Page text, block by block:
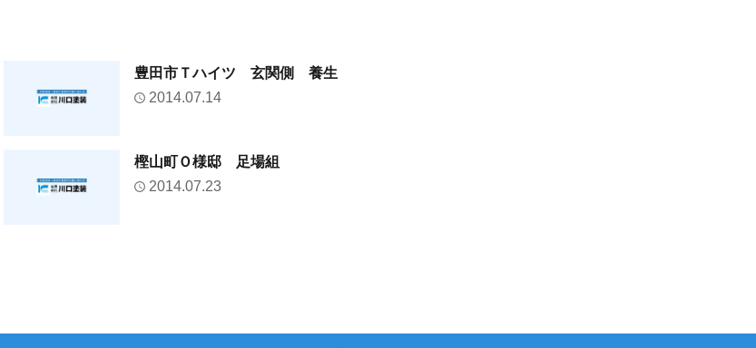
豊田市Ｔハイツ 玄関側 養生
2014.07.14
樫山町Ｏ様邸 足場組
2014.07.23